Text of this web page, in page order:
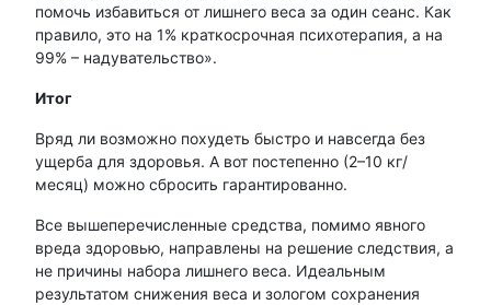
помочь избавиться от лишнего веса за один сеанс. Как
правило, это на 1% краткосрочная психотерапия, а на
99% – надувательство».
Итог
Вряд ли возможно похудеть быстро и навсегда без
ущерба для здоровья. А вот постепенно (2–10 кг/
месяц) можно сбросить гарантированно.
Все вышеперечисленные средства, помимо явного
вреда здоровью, направлены на решение следствия, а
не причины набора лишнего веса. Идеальным
результатом снижения веса и зологом сохранения